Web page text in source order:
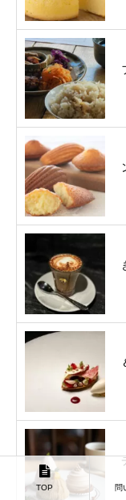
TOP 問